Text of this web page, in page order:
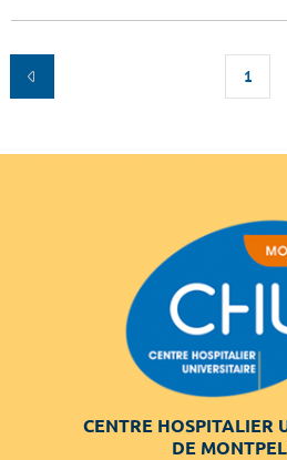
1
CENTRE HOSPITALIER
DE